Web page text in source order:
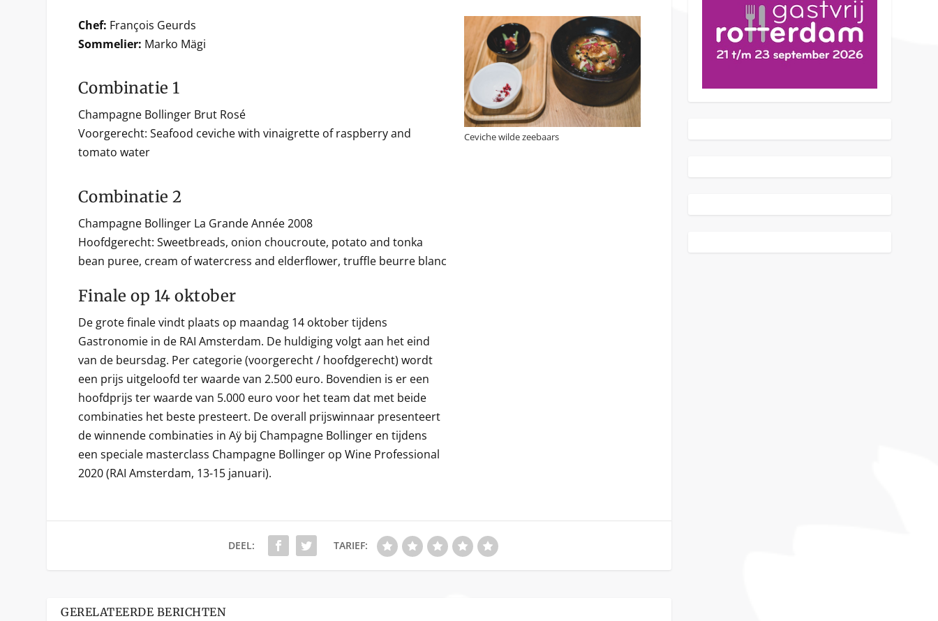
Chef: François Geurds
Sommelier: Marko Mägi
Combinatie 1
Champagne Bollinger Brut Rosé
Voorgerecht: Seafood ceviche with vinaigrette of raspberry and
tomato water
Combinatie 2
Champagne Bollinger La Grande Année 2008
Hoofdgerecht: Sweetbreads, onion choucroute, potato and tonka
bean puree, cream of watercress and elderflower, truffle beurre blanc
Finale op 14 oktober
De grote finale vindt plaats op maandag 14 oktober tijdens
Gastronomie in de RAI Amsterdam. De huldiging volgt aan het eind
van de beursdag. Per categorie (voorgerecht / hoofdgerecht) wordt
een prijs uitgeloofd ter waarde van 2.500 euro. Bovendien is er een
hoofdprijs ter waarde van 5.000 euro voor het team dat met beide
combinaties het beste presteert. De overall prijswinnaar presenteert
de winnende combinaties in Aÿ bij Champagne Bollinger en tijdens
een speciale masterclass Champagne Bollinger op Wine Professional
2020 (RAI Amsterdam, 13-15 januari).
Ceviche wilde zeebaars
DEEL: TARIEF:
GERELATEERDE BERICHTEN